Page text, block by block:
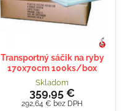
Transportný sáčik na ryby
170x70cm 100ks/box
Skladom
359,95 €
292,64 € bez DPH